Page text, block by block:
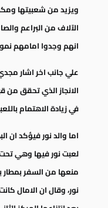
ويزيد من شعبيتها
الآلاف من البراعم
انهم وجدوا امامهم
علي جانب اخر اشار
الانجاز الذي تحقق من
في زيادة الاهتمام
اما والد نور فيؤكد ان
لعبت نور فيها وهي
منعها من السفر بمطار
نور، وقال ان الامال